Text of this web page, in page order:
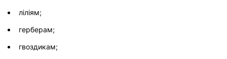
ліліям;
герберам;
гвоздикам;